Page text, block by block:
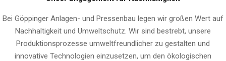
Bei Göppinger Anlagen- und Pressenbau legen wir großen Wert auf
Nachhaltigkeit und Umweltschutz. Wir sind bestrebt, unsere
Produktionsprozesse umweltfreundlicher zu gestalten und
innovative Technologien einzusetzen, um den ökologischen